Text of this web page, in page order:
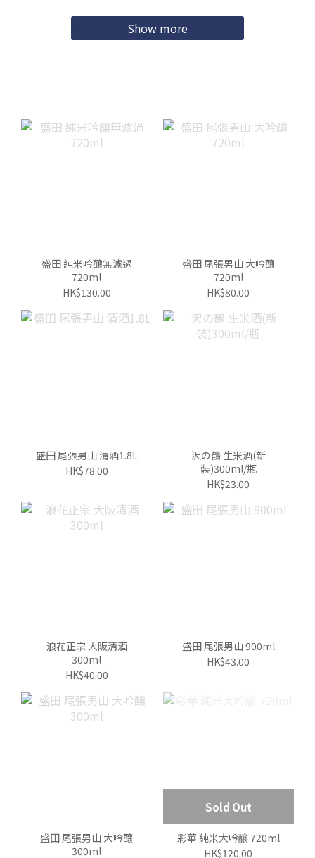
Show more
盛田 純米吟釀無濾過
720ml
HK$130.00
盛田 尾張男山 大吟釀
720ml
HK$80.00
盛田 尾張男山 清酒1.8L
HK$78.00
沢の鶴 生米酒(新
裝)300ml/瓶
HK$23.00
浪花正宗 大阪清酒
300ml
HK$40.00
盛田 尾張男山 900ml
HK$43.00
盛田 尾張男山 大吟釀
300ml
Sold Out
彩華 純米大吟醸 720ml
HK$120.00